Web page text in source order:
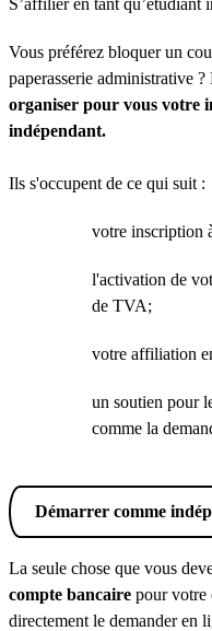
S’affilier en tant
Vous préférez bloquer un
paperasserie administrative
organiser pour vous votre
indépendant.
Ils s'occupent de ce qui suit :
votre inscription
l'activation de
de TVA;
votre affiliation
un soutien pour
comme la
Démarrer comme
La seule chose que vous
compte bancaire pour votre
directement le demander en